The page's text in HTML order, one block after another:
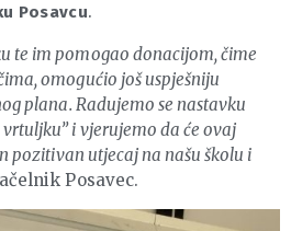
Posavcu.
te im pomogao donacijom, čime
omogućio još uspješniju
plana. Radujemo se nastavku
i vjerujemo da će ovaj
pozitivan utjecaj na našu školu i
Posavec.